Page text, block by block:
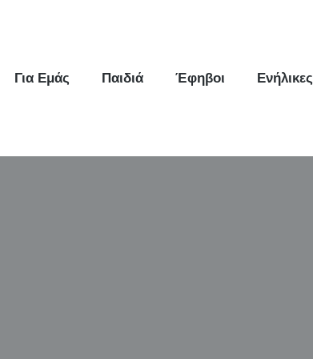
Για Εμάς Παιδιά Έφηβοι Ενήλικες